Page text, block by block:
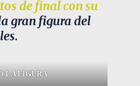
de final con su
gran figura del
LA FIGURA